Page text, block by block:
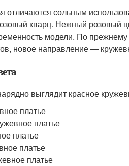
отличаются сольным
кварц. Нежный розовый
модели. По
новое направление —
выглядит красное
платье
платье
платье
платье
платье